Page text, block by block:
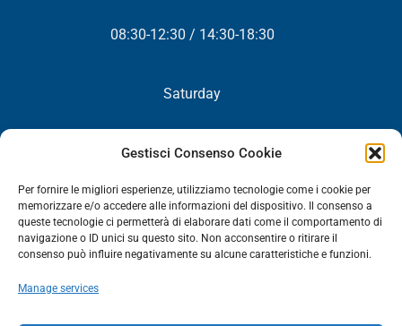
Gestisci Consenso Cookie
Per fornire le migliori esperienze, utilizziamo tecnologie come i cookie per
memorizzare e/o accedere alle informazioni del dispositivo. Il consenso a
queste tecnologie ci permetterà di elaborare dati come il comportamento di
navigazione o ID unici su questo sito. Non acconsentire o ritirare il
consenso può influire negativamente su alcune caratteristiche e funzioni.
Manage services
08:30-12:30 / 14:30-18:30
Saturday
Closed
NEWSLETTER